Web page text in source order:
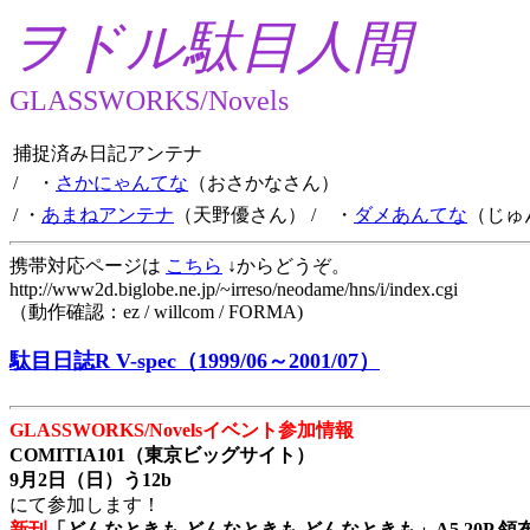
ヲドル駄目人間
GLASSWORKS/Novels
捕捉済み日記アンテナ
/ ・ さかにゃんてな （おさかなさん）
/ ・ あまねアンテナ （天野優さん） / ・ ダメあんてな （じ
携帯対応ページは こちら ↓からどうぞ。
http://www2d.biglobe.ne.jp/~irreso/neodame/hns/i/index.cgi
（動作確認：ez / willcom / FORMA)
駄目日誌R V-spec（1999/06～2001/07）
GLASSWORKS/Novelsイベント参加情報
COMITIA101（東京ビッグサイト）
9月2日（日）う12b
にて参加します！